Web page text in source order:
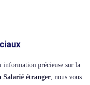
information précieuse sur la
Salarié étranger, nous vous